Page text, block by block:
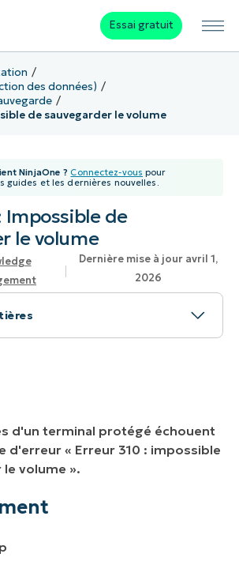
Essai gratuit
des données)
de sauvegarder le volume
NinjaOne ? Connectez-vous pour
guides et les dernières nouvelles.
Impossible de
le volume
Dernière mise à jour avril 1,
2026
d'un terminal protégé échouent
d'erreur « Erreur 310 : impossible
volume ».